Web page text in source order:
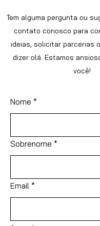
Tem alguma pergunta ou
contato conosco para
ideias, solicitar parcerias
dizer olá. Estamos
você!
Nome *
Sobrenome *
Email *